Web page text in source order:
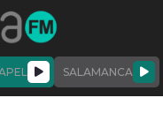
al contenido
SALAMANCA